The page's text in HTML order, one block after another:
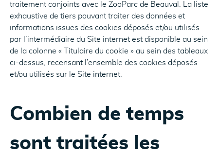
traitement conjoints avec le ZooParc de Beauval. La liste
exhaustive de tiers pouvant traiter des données et
informations issues des cookies déposés et/ou utilisés
par l’intermédiaire du Site internet est disponible au sein
de la colonne « Titulaire du cookie » au sein des tableaux
ci-dessus, recensant l’ensemble des cookies déposés
et/ou utilisés sur le Site internet.
Combien de temps
sont traitées les